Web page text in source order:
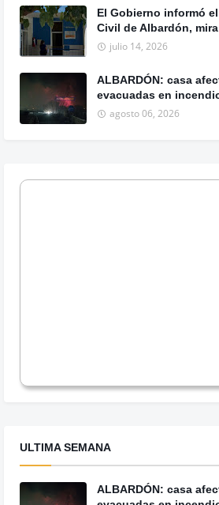
El Gobierno informó
Civil de Albardón,
julio 14, 2026
ALBARDÓN: casa
evacuadas en
agosto 06, 2026
ULTIMA SEMANA
ALBARDÓN: casa